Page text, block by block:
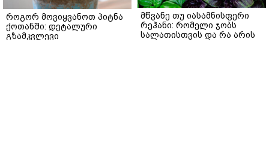
როგორ მოვიყვანოთ პიტნა
ქოთანში: დეტალური
გზამკვლევი
მწვანე თუ იასამნისფერი
რეჰანი: რომელი ჯობს
სალათისთვის და რა არის